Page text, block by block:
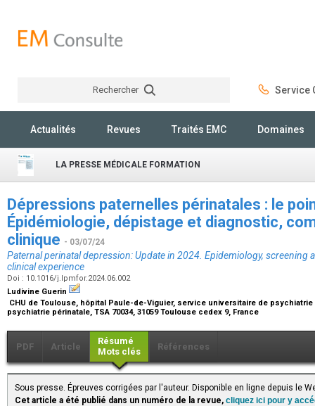
Rechercher Service
Actualités Revues Traités EMC Domaines
LA PRESSE MÉDICALE FORMATION
Dépressions paternelles périnatales : le
Épidémiologie, dépistage et diagnostic,
clinique - 03/07/24
Paternal perinatal depression: Update in 2024. Epidemiology, screening
clinical experience
Doi : 10.1016/j.lpmfor.2024.06.002
Ludivine Guerin
CHU de Toulouse, hôpital Paule-de-Viguier, service universitaire de
psychiatrie périnatale, TSA 70034, 31059 Toulouse cedex 9, France
PDF Article
Résumé
Mots clés
Références
Sous presse. Épreuves corrigées par l'auteur. Disponible en ligne depuis le
Cet article a été publié dans un numéro de la revue, cliquez ici pour y